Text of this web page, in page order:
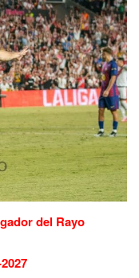
del Rayo